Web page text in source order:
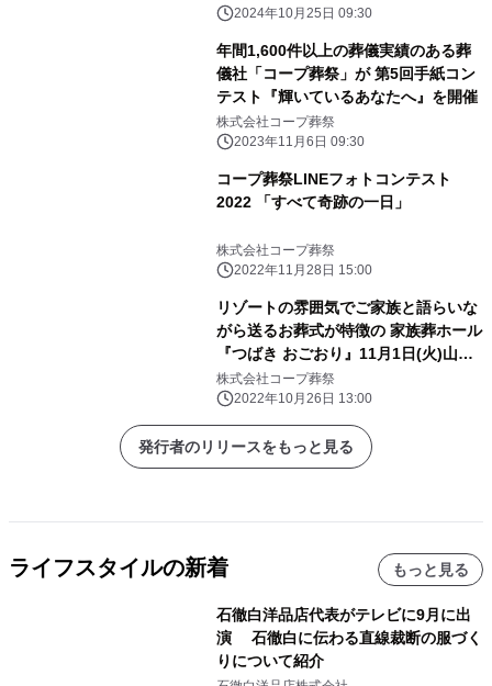
2024年10月25日 09:30
年間1,600件以上の葬儀実績のある葬
儀社「コープ葬祭」が 第5回手紙コン
テスト『輝いているあなたへ』を開催
株式会社コープ葬祭
2023年11月6日 09:30
コープ葬祭LINEフォトコンテスト
2022 「すべて奇跡の一日」
株式会社コープ葬祭
2022年11月28日 15:00
リゾートの雰囲気でご家族と語らいな
がら送るお葬式が特徴の 家族葬ホール
『つばき おごおり』11月1日(火)山口
市にオープン
株式会社コープ葬祭
2022年10月26日 13:00
発行者のリリースをもっと見る
ライフスタイルの新着 もっと見る
石徹白洋品店代表がテレビに9月に出
演 石徹白に伝わる直線裁断の服づく
りについて紹介